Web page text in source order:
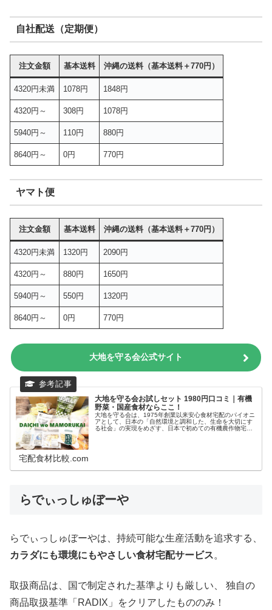
自社配送（定期便）
注文金額 基本送料 沖縄の送料（基本送料＋770円）
4320円未満 1078円 1848円
4320円～ 308円 1078円
5940円～ 110円 880円
8640円～ 0円 770円
ヤマト便
注文金額 基本送料 沖縄の送料（基本送料＋770円）
4320円未満 1320円 2090円
4320円～ 880円 1650円
5940円～ 550円 1320円
8640円～ 0円 770円
大地を守る会公式サイト
大地を守る会お試しセット 1980円口コミ｜有機
野菜・国産食材ならここ！
大地を守る会は、1975年創業以来安心食材宅配のパイオニ
アとして、日本の「自然環境と調和した、生命を大切にす
る社会」の実現をめざす、日本で初めての有機農作物宅配
宅配食材比較.com
らでぃっしゅぼーや
らでぃっしゅぼーやは、持続可能な生産活動を追求する、
カラダにも環境にもやさしい食材宅配サービス。
取扱商品は、国で制定された基準よりも厳しい、 独自の
商品取扱基準「RADIX」をクリアしたもののみ！